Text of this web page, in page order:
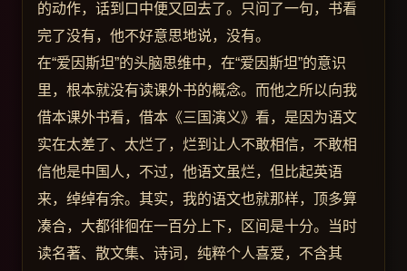
的动作，话到口中便又回去了。只问了一句，书看
完了没有，他不好意思地说，没有。
在“爱因斯坦”的头脑思维中，在“爱因斯坦”的意识
里，根本就没有读课外书的概念。而他之所以向我
借本课外书看，借本《三国演义》看，是因为语文
实在太差了、太烂了，烂到让人不敢相信，不敢相
信他是中国人，不过，他语文虽烂，但比起英语
来，绰绰有余。其实，我的语文也就那样，顶多算
凑合，大都徘徊在一百分上下，区间是十分。当时
读名著、散文集、诗词，纯粹个人喜爱，不含其